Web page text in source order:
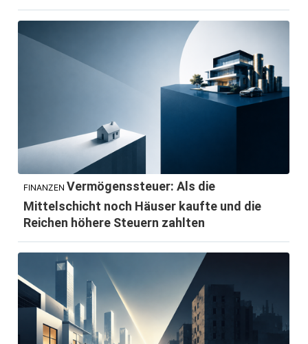
FINANZEN Vermögenssteuer: Als die
Mittelschicht noch Häuser kaufte und die
Reichen höhere Steuern zahlten